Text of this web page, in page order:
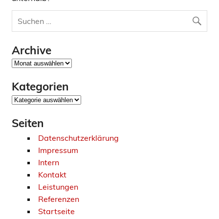
Archive
Archive
Kategorien
Kategorien
Seiten
Datenschutzerklärung
Impressum
Intern
Kontakt
Leistungen
Referenzen
Startseite